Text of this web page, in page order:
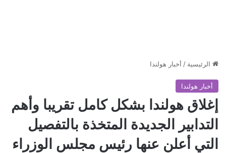
الرئيسية / أخبار هولندا
أخبار هولندا
إغلاق هولندا بشكل كامل تقريبا وأهم
التدابير الجديدة المتخذة بالتفصيل
التي أعلن عنها رئيس مجلس الوزراء